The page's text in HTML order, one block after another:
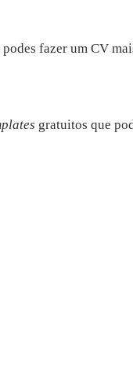
fazer um CV
gratuitos que